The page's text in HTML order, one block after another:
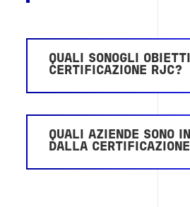
QUALI SONOGLI
CERTIFICAZIONE RJC?
QUALI AZIENDE SONO
DALLA